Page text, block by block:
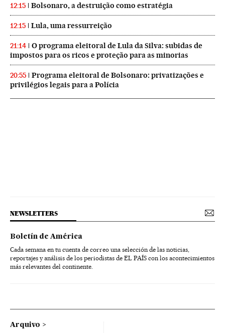
12:15 Bolsonaro, a destruição como estratégia
12:15 Lula, uma ressurreição
21:14
O programa eleitoral de Lula da Silva: subidas de
impostos para os ricos e proteção para as minorias
20:55
Programa eleitoral de Bolsonaro: privatizações e
privilégios legais para a Polícia
NEWSLETTERS
Boletín de América
Cada semana en tu cuenta de correo una selección de las noticias,
reportajes y análisis de los periodistas de EL PAÍS con los acontecimientos
más relevantes del continente.
Arquivo